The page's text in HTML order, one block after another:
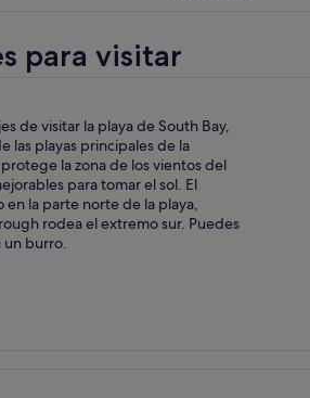
para visitar
de visitar la playa de South Bay,
las playas principales de la
la zona de los vientos del
para tomar el sol. El
la parte norte de la playa,
rodea el extremo sur. Puedes
un burro.